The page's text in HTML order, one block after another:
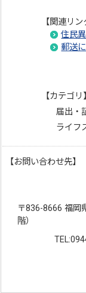
【関連リン
住民
郵送
【カテゴリ】
届出・
ライフ
【お問い合わせ先】
〒836-8666 福岡
階）